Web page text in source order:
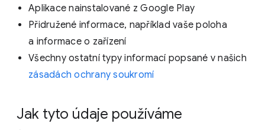
Aplikace nainstalované z Google Play
Přidružené informace, například vaše poloha
a informace o zařízení
Všechny ostatní typy informací popsané v našich
zásadách ochrany soukromí
Jak tyto údaje používáme